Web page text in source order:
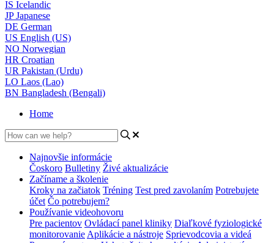
IS Icelandic
JPJapanese
DE German
US English (US)
NO Norwegian
HR Croatian
UR Pakistan (Urdu)
LO Laos (Lao)
BN Bangladesh (Bengali)
Home
Najnovšie informácie
Čoskoro Bulletiny Živé aktualizácie
Začíname a školenie
Kroky na začiatok Tréning Test pred zavolaním Potrebujete
účet Čo potrebujem?
Používanie videohovoru
Pre pacientov Ovládací panel kliniky Diaľkové fyziologické
monitorovanie Aplikácie a nástroje Sprievodcovia a videá